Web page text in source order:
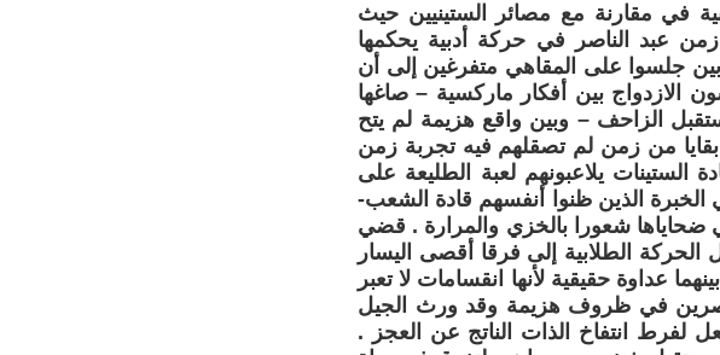
في مقارنة مع مصائر الستينيين حيث
عبد الناصر في حركة أدبية يحكمها
جلسوا على المقاهي متفرغين إلى أن
الازدواج بين أفكار ماركسية – صاغها
الزاحف – وبين واقع هزيمة لم يتح
من زمن لم تصقلهم فيه تجربة زمن
الستينات يلاعبونهم لعبة الطليعة على
الخبرة الذين ظنوا أنفسهم قادة الشعب-
ضحاياها شعورا بالخزي والمرارة . قضي
الطلابية إلى فرقا أقصى اليسار
عداوة حقيقية لأنها انقسامات لا تعبر
في ظروف هزيمة وقد ورث الجيل
لفرط انتفاخ الذات الناتج عن العجز .